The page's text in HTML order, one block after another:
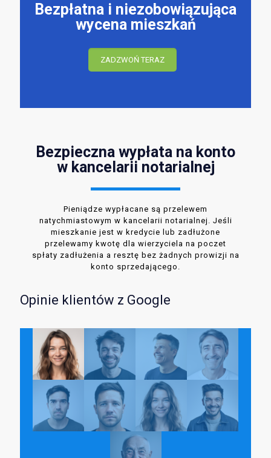
Bezpłatna i niezobowiązująca
wycena mieszkań
ZADZWOŃ TERAZ
Bezpieczna wypłata na konto
w kancelarii notarialnej
Pieniądze wypłacane są przelewem
natychmiastowym w kancelarii notarialnej. Jeśli
mieszkanie jest w kredycie lub zadłużone
przelewamy kwotę dla wierzyciela na poczet
spłaty zadłużenia a resztę bez żadnych prowizji na
konto sprzedającego.
Opinie klientów z Google